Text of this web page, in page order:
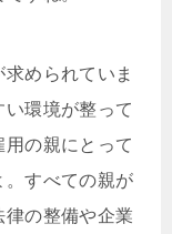
められていま
環境が整って
の親にとって
。すべての親が
の整備や企業